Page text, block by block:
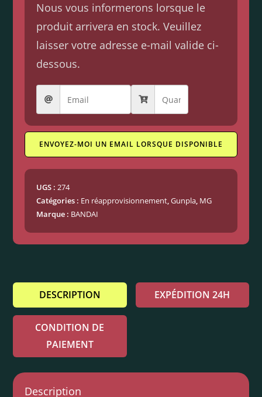
Nous vous informerons lorsque le
produit arrivera en stock. Veuillez
laisser votre adresse e-mail valide ci-
dessous.
ENVOYEZ-MOI UN EMAIL LORSQUE DISPONIBLE
UGS :274
Catégories : En réapprovisionnement,Gunpla, MG
Marque : BANDAI
DESCRIPTION EXPÉDITION 24H
CONDITION DE
PAIEMENT
Description